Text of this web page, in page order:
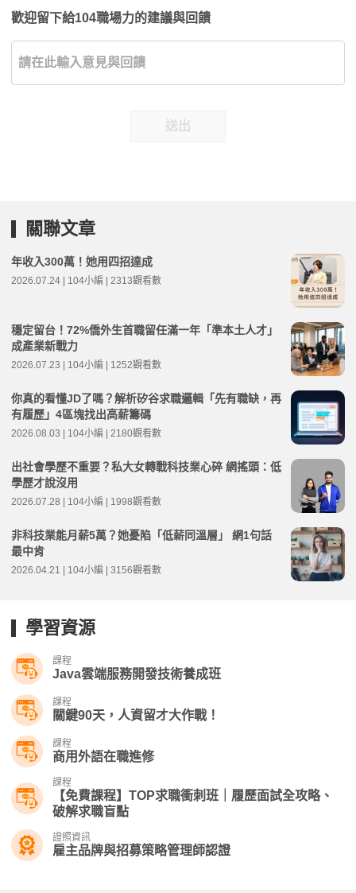
歡迎留下給104職場力的建議與回饋
送出
關聯文章
年收入300萬！她用四招達成
2026.07.24 | 104小編 | 2313觀看數
穩定留台！72%僑外生首職留任滿一年「準本土人才」
成產業新戰力
2026.07.23 | 104小編 | 1252觀看數
你真的看懂JD了嗎？解析矽谷求職邏輯「先有職缺，再
有履歷」4區塊找出高薪籌碼
2026.08.03 | 104小編 | 2180觀看數
出社會學歷不重要？私大女轉戰科技業心碎 網搖頭：低
學歷才說沒用
2026.07.28 | 104小編 | 1998觀看數
非科技業能月薪5萬？她憂陷「低薪同溫層」 網1句話
最中肯
2026.04.21 | 104小編 | 3156觀看數
學習資源
課程
Java雲端服務開發技術養成班
課程
關鍵90天，人資留才大作戰！
課程
商用外語在職進修
課程
【免費課程】TOP求職衝刺班｜履歷面試全攻略、
破解求職盲點
證照資訊
雇主品牌與招募策略管理師認證